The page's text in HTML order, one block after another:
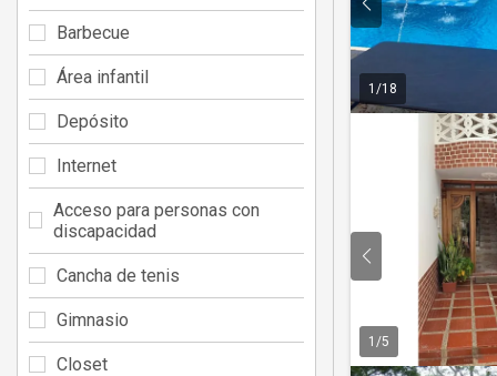
1 /18
1 /5
Barbecue
Área infantil
Depósito
Internet
Acceso para personas con
discapacidad
Cancha de tenis
Gimnasio
Closet